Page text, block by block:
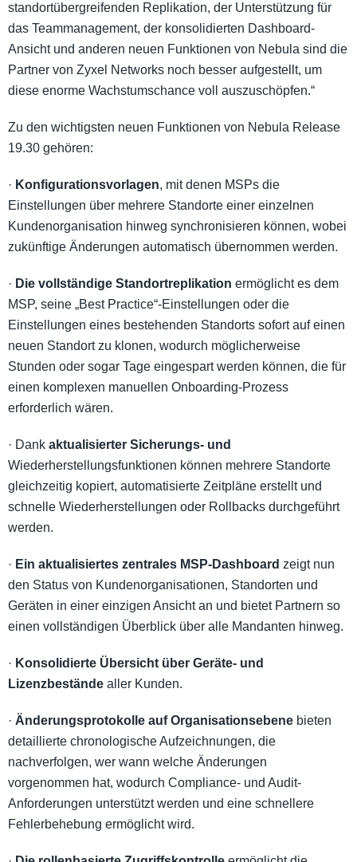
standortübergreifenden Replikation, der Unterstützung für
das Teammanagement, der konsolidierten Dashboard-
Ansicht und anderen neuen Funktionen von Nebula sind die
Partner von Zyxel Networks noch besser aufgestellt, um
diese enorme Wachstumschance voll auszuschöpfen.“
Zu den wichtigsten neuen Funktionen von Nebula Release
19.30 gehören:
· Konfigurationsvorlagen, mit denen MSPs die
Einstellungen über mehrere Standorte einer einzelnen
Kundenorganisation hinweg synchronisieren können, wobei
zukünftige Änderungen automatisch übernommen werden.
· Die vollständige Standortreplikation ermöglicht es dem
MSP, seine „Best Practice“-Einstellungen oder die
Einstellungen eines bestehenden Standorts sofort auf einen
neuen Standort zu klonen, wodurch möglicherweise
Stunden oder sogar Tage eingespart werden können, die für
einen komplexen manuellen Onboarding-Prozess
erforderlich wären.
· Dank aktualisierter Sicherungs- und
Wiederherstellungsfunktionen können mehrere Standorte
gleichzeitig kopiert, automatisierte Zeitpläne erstellt und
schnelle Wiederherstellungen oder Rollbacks durchgeführt
werden.
· Ein aktualisiertes zentrales MSP-Dashboard zeigt nun
den Status von Kundenorganisationen, Standorten und
Geräten in einer einzigen Ansicht an und bietet Partnern so
einen vollständigen Überblick über alle Mandanten hinweg.
· Konsolidierte Übersicht über Geräte- und
Lizenzbestände aller Kunden.
· Änderungsprotokolle auf Organisationsebene bieten
detaillierte chronologische Aufzeichnungen, die
nachverfolgen, wer wann welche Änderungen
vorgenommen hat, wodurch Compliance- und Audit-
Anforderungen unterstützt werden und eine schnellere
Fehlerbehebung ermöglicht wird.